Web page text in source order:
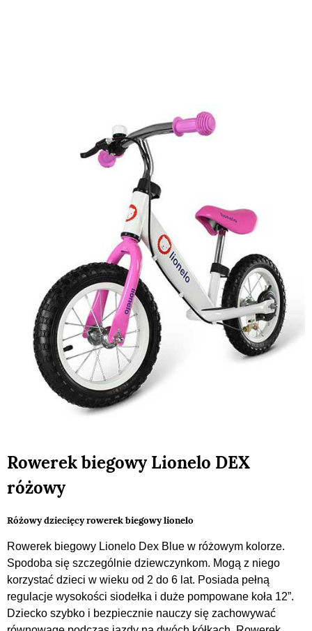
Rowerek biegowy Lionelo DEX
różowy
Różowy dziecięcy rowerek biegowy lionelo
Rowerek biegowy Lionelo Dex Blue w różowym kolorze.
Spodoba się szczególnie dziewczynkom. Mogą z niego
korzystać dzieci w wieku od 2 do 6 lat. Posiada pełną
regulacje wysokości siodełka i duże pompowane koła 12”.
Dziecko szybko i bezpiecznie nauczy się zachowywać